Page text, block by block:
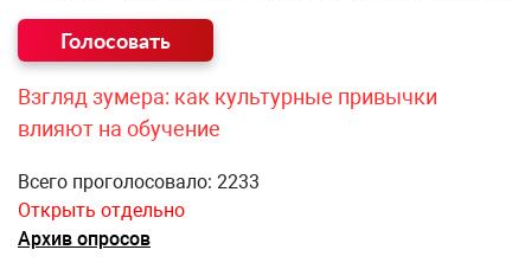
Взгляд зумера: как культурные привычки
влияют на обучение
Всего проголосовало: 2233
Открыть отдельно
Архив опросов